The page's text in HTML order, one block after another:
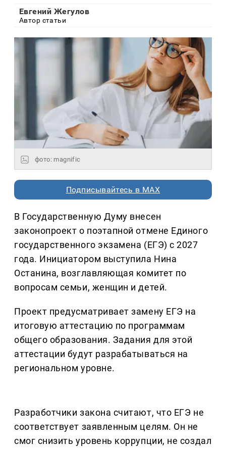
Евгений Жегулов
Автор статьи
фото: magnific
Подписывайтесь в MAX
В Государственную Думу внесен
законопроект о поэтапной отмене Единого
государственного экзамена (ЕГЭ) с 2027
года. Инициатором выступила Нина
Останина, возглавляющая комитет по
вопросам семьи, женщин и детей.
Проект предусматривает замену ЕГЭ на
итоговую аттестацию по программам
общего образования. Задания для этой
аттестации будут разрабатываться на
региональном уровне.
Разработчики закона считают, что ЕГЭ не
соответствует заявленным целям. Он не
смог снизить уровень коррупции, не создал